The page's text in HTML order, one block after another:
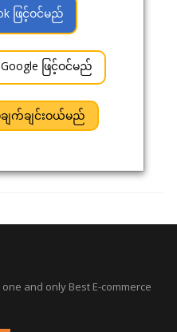
ဖြင့်ဝင်မည်
Google ဖြင့်ဝင်မည်
ျက်ချင်းဝယ်မည်
and only Best E-commerce